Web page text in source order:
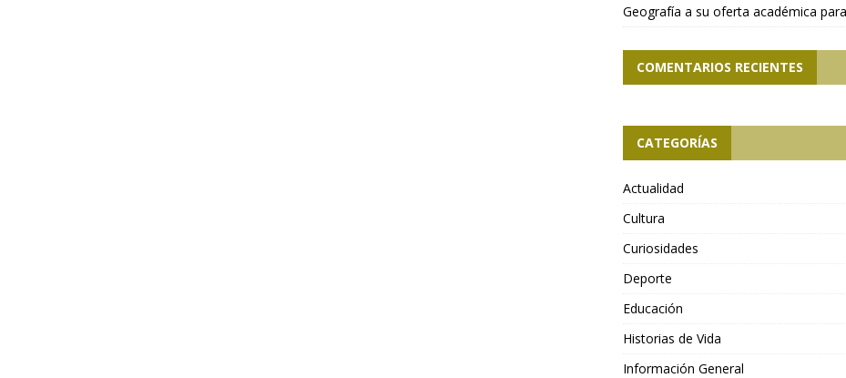
Geografía a su oferta académica
COMENTARIOS RECIENTES
CATEGORÍAS
Actualidad
Cultura
Curiosidades
Deporte
Educación
Historias de Vida
Información General